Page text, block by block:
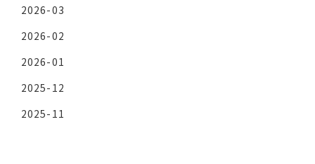
2026-03
2026-02
2026-01
2025-12
2025-11